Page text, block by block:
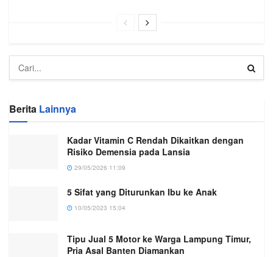
Berita Lainnya
Kadar Vitamin C Rendah Dikaitkan dengan
Risiko Demensia pada Lansia
29/05/2026 11:09
5 Sifat yang Diturunkan Ibu ke Anak
10/05/2023 15:04
Tipu Jual 5 Motor ke Warga Lampung Timur,
Pria Asal Banten Diamankan